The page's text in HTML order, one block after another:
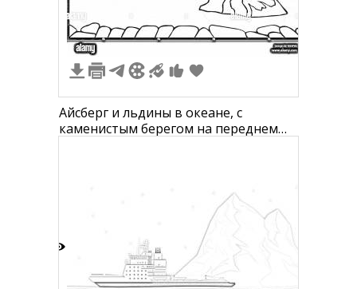
Айсберг и льдины в океане, с
каменистым берегом на переднем